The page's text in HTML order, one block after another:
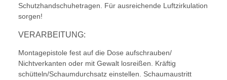
Schutzhandschuhetragen. Für ausreichende Luftzirkulation
sorgen!
VERARBEITUNG:
Montagepistole fest auf die Dose aufschrauben/
Nichtverkanten oder mit Gewalt losreißen. Kräftig
schütteln/Schaumdurchsatz einstellen. Schaumaustritt